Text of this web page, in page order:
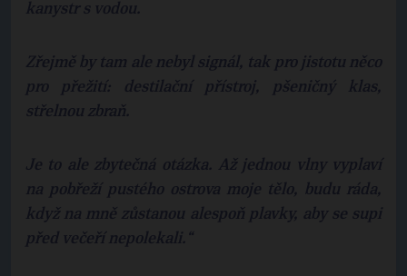
kanystr s vodou.
Zřejmě by tam ale nebyl signál, tak pro jistotu něco
pro přežití: destilační přístroj, pšeničný klas,
střelnou zbraň.
Je to ale zbytečná otázka. Až jednou vlny vyplaví
na pobřeží pustého ostrova moje tělo, budu ráda,
když na mně zůstanou alespoň plavky, aby se supi
před večeří nepolekali.“